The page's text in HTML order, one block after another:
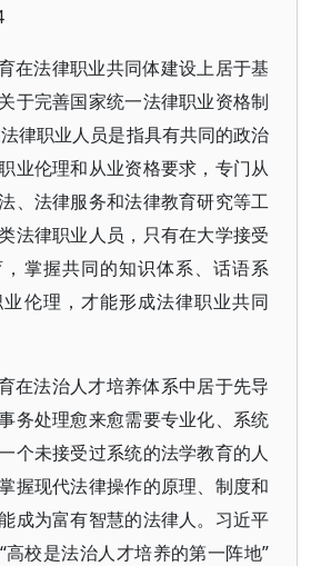
在法律职业共同体建设上居于基
于完善国家统一法律职业资格制
律职业人员是指具有共同的政治
业伦理和从业资格要求，专门从
、法律服务和法律教育研究等工
法律职业人员，只有在大学接受
掌握共同的知识体系、话语系
伦理，才能形成法律职业共同
在法治人才培养体系中居于先导
务处理愈来愈需要专业化、系统
个未接受过系统的法学教育的人
握现代法律操作的原理、制度和
成为富有智慧的法律人。习近平
校是法治人才培养的第一阵地”